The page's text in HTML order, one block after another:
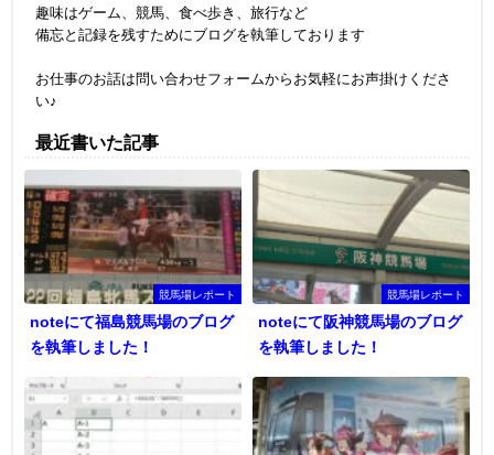
趣味はゲーム、競馬、食べ歩き、旅行など
備忘と記録を残すためにブログを執筆しております
お仕事のお話は問い合わせフォームからお気軽にお声掛けくださ
い♪
最近書いた記事
競馬場レポート
noteにて福島競馬場のブログ
を執筆しました！
競馬場レポート
noteにて阪神競馬場のブログ
を執筆しました！